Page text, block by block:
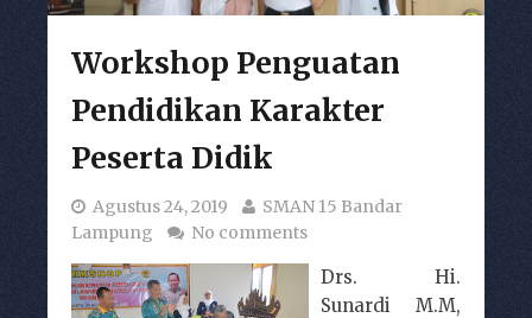
Workshop Penguatan
Pendidikan Karakter
Peserta Didik
Agustus 24, 2019
SMAN 15 Bandar
Lampung
No comments
Drs. Hi.
Sunardi M.M,